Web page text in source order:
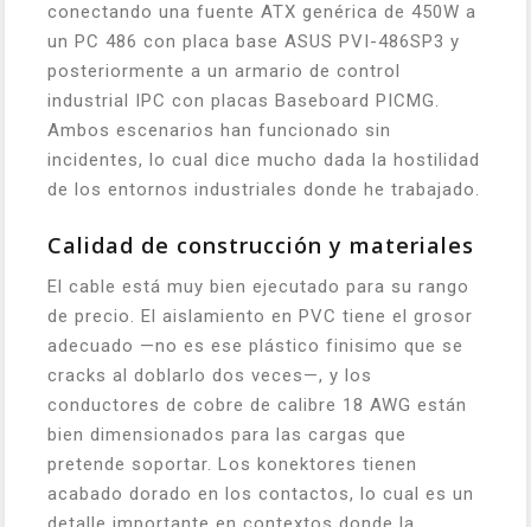
conectando una fuente ATX genérica de 450W a
un PC 486 con placa base ASUS PVI-486SP3 y
posteriormente a un armario de control
industrial IPC con placas Baseboard PICMG.
Ambos escenarios han funcionado sin
incidentes, lo cual dice mucho dada la hostilidad
de los entornos industriales donde he trabajado.
Calidad de construcción y materiales
El cable está muy bien ejecutado para su rango
de precio. El aislamiento en PVC tiene el grosor
adecuado —no es ese plástico finisimo que se
cracks al doblarlo dos veces—, y los
conductores de cobre de calibre 18 AWG están
bien dimensionados para las cargas que
pretende soportar. Los konektores tienen
acabado dorado en los contactos, lo cual es un